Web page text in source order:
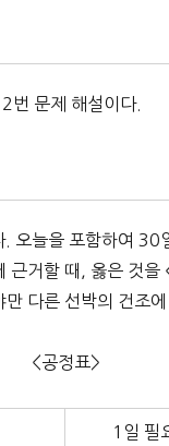
번 문제 해설이다.
늘을 포함하여 30
거할 때, 옳은 것
다른 선박의 건조
<공정표>
1일 필